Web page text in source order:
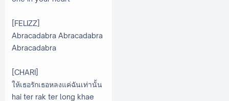
[FELIZZ]
Abracadabra Abracadabra
Abracadabra
[CHARI]
ให้เธอรักเธอหลงแค่ฉันเท่านั้น
hai ter rak ter long khae